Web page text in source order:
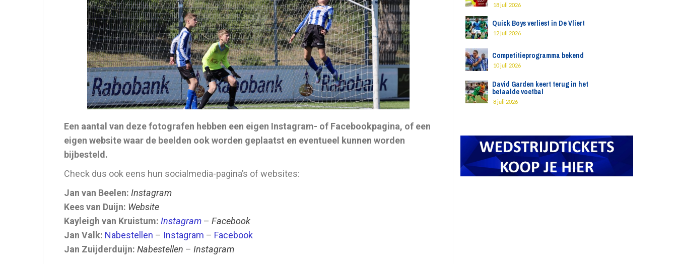
Een aantal van deze fotografen hebben een eigen Instagram- of Facebookpagina, of een
eigen website waar de beelden ook worden geplaatst en eventueel kunnen worden
bijbesteld.
Check dus ook eens hun socialmedia-pagina’s of websites:
Jan van Beelen: Instagram
Kees van Duijn: Website
Kayleigh van Kruistum: Instagram – Facebook
Jan Valk: Nabestellen – Instagram – Facebook
Jan Zuijderduijn: Nabestellen – Instagram
18 juli 2026
Quick Boys verliest in De Vliert
12 juli 2026
Competitieprogramma bekend
10 juli 2026
David Garden keert terug in het
betaalde voetbal
8 juli 2026